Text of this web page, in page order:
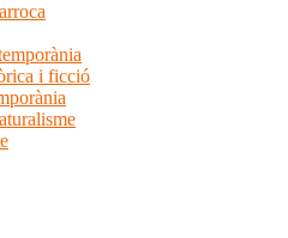
i ficció